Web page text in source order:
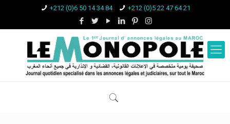
+212 (0)6 50 14 34 84 +212 (0)5 22 47 64 21